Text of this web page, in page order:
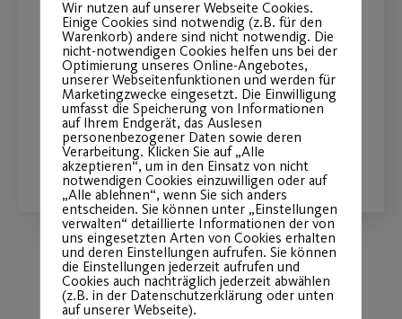
Schwangerschaft
Stärken Sie das Vertrauen in Ihrem
Körper.
WEITERLESEN
Load More
Wir nutzen auf unserer Webseite Cookies.
Einige Cookies sind notwendig (z.B. für den
Warenkorb) andere sind nicht notwendig. Die
nicht-notwendigen Cookies helfen uns bei der
Optimierung unseres Online-Angebotes,
unserer Webseitenfunktionen und werden für
Marketingzwecke eingesetzt. Die Einwilligung
umfasst die Speicherung von Informationen
auf Ihrem Endgerät, das Auslesen
personenbezogener Daten sowie deren
Verarbeitung. Klicken Sie auf „Alle
akzeptieren“, um in den Einsatz von nicht
notwendigen Cookies einzuwilligen oder auf
„Alle ablehnen“, wenn Sie sich anders
entscheiden. Sie können unter „Einstellungen
verwalten“ detaillierte Informationen der von
uns eingesetzten Arten von Cookies erhalten
und deren Einstellungen aufrufen. Sie können
die Einstellungen jederzeit aufrufen und
Cookies auch nachträglich jederzeit abwählen
(z.B. in der Datenschutzerklärung oder unten
auf unserer Webseite).